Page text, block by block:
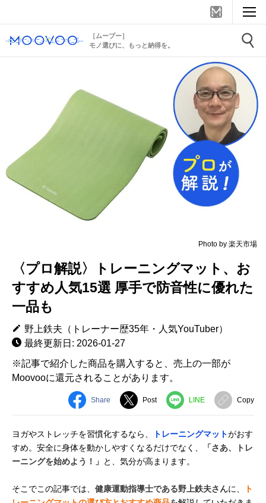
［ムーブー］
モノ選びに、もっと納得を。
Photo by 楽天市場
〈プロ解説〉トレーニングマット、お
すすめ人気15選 厚手で防音性に優れた
一品も
野上鉄夫（トレーナー歴35年・人気YouTuber）
最終更新日: 2026-01-27
※記事で紹介した商品を購入すると、売上の一部が
Moovooに還元されることがあります。
Share Post LINE Copy
ヨガやストレッチを習慣化するなら、 トレーニングマットがおす
すめ。安全に身体を動かしやすくなるだけでなく、
「さあ、トレ
ーニングを始めよう！」 と、気分が高まります。
そこでこの記事では、 健康運動指導士である野上鉄夫さんに、
ト